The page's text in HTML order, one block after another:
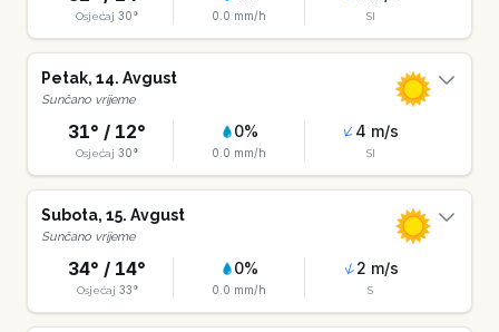
Osjećaj 30° 0.0 mm/h SI
Petak, 14. Avgust
Sunčano vrijeme
31° / 12°
Osjećaj 30°
0%
0.0 mm/h
4 m/s
SI
Subota, 15. Avgust
Sunčano vrijeme
34° / 14°
Osjećaj 33°
0%
0.0 mm/h
2 m/s
S